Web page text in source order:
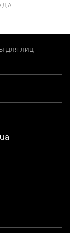
для лиц